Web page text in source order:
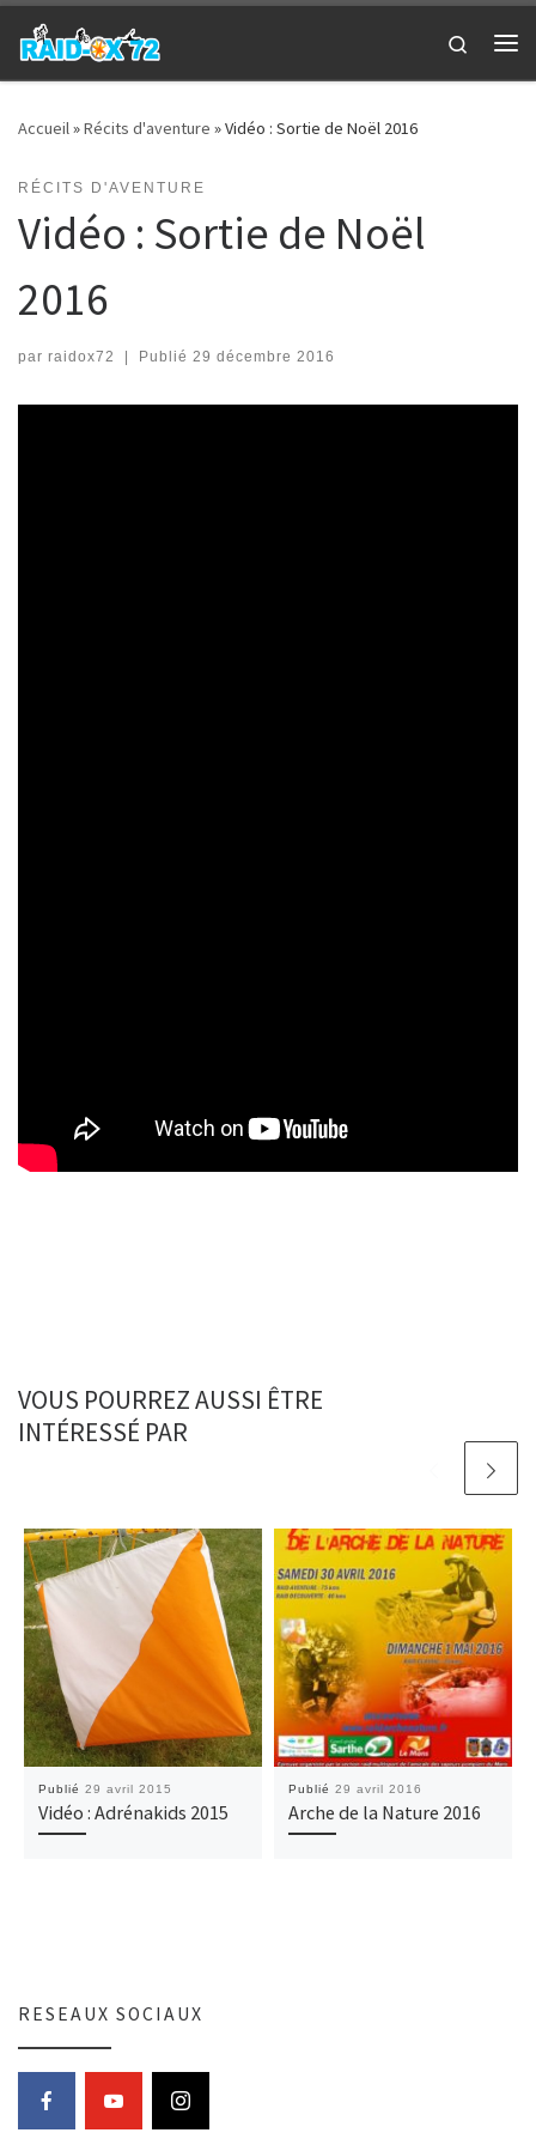
Passer au contenu
Search
Accueil»Récits d'aventure »Vidéo : Sortie de Noël 2016
RÉCITS D'AVENTURE
Vidéo : Sortie de Noël
2016
par raidox72 | Publié 29 décembre 2016
VOUS POURREZ AUSSI ÊTRE
INTÉRESSÉ PAR
Publié 29 avril 2015
Vidéo : Adrénakids 2015
Publié 29 avril 2016
Arche de la Nature 2016
RESEAUX SOCIAUX